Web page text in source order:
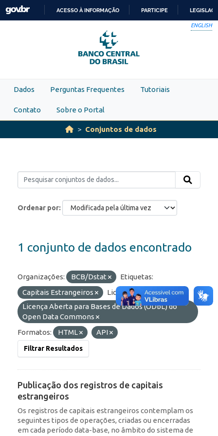
Skip to main content
PARA
O
CONTEÚDO
ACESSO À INFORMAÇÃO PARTICIPE
ENGLISH
Dados Perguntas Frequentes Tutoriais
Contato Sobre o Portal
Conjuntos de dados
Ordenar por
1 conjunto de dados encontrado
Organizações: BCB/Dstat
Etiquetas:
Capitais Estrangeiros
Licenças:
Licença Aberta para Bases de Dados (ODbL) do
Open Data Commons
Formatos:
HTML API
Filtrar Resultados
Publicação dos registros de capitais
estrangeiros
Os registros de capitais estrangeiros contemplam os
seguintes tipos de operações, criadas ou encerradas
em cada período data-base, no âmbito do sistema de